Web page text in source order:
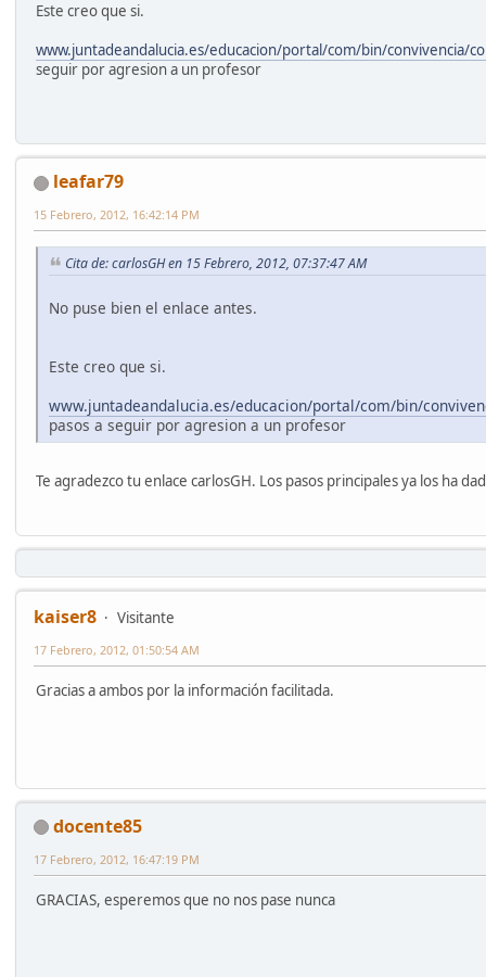
Este creo que si.
www.juntadeandalucia.es/educacion/portal/com/bin/convivencia/
seguir por agresion a un profesor
leafar79
15 Febrero, 2012, 16:42:14 PM
Cita de: carlosGH en 15 Febrero, 2012, 07:37:47 AM
No puse bien el enlace antes.
Este creo que si.
www.juntadeandalucia.es/educacion/portal/com/bin/
pasos a seguir por agresion a un profesor
Te agradezco tu enlace carlosGH. Los pasos principales ya los ha
kaiser8 Visitante
17 Febrero, 2012, 01:50:54 AM
Gracias a ambos por la información facilitada.
docente85
17 Febrero, 2012, 16:47:19 PM
GRACIAS, esperemos que no nos pase nunca